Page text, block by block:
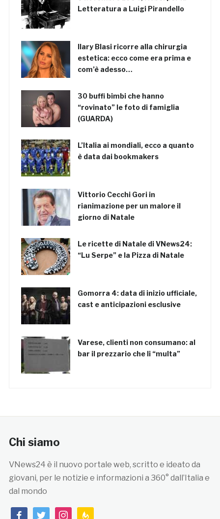
Letteratura a Luigi Pirandello
Ilary Blasi ricorre alla chirurgia
estetica: ecco come era prima e
com’è adesso…
30 buffi bimbi che hanno
“rovinato” le foto di famiglia
(GUARDA)
L’Italia ai mondiali, ecco a quanto
è data dai bookmakers
Vittorio Cecchi Gori in
rianimazione per un malore il
giorno di Natale
Le ricette di Natale di VNews24:
“Lu Serpe” e la Pizza di Natale
Gomorra 4: data di inizio ufficiale,
cast e anticipazioni esclusive
Varese, clienti non consumano: al
bar il prezzario che li “multa”
Chi siamo
VNews24 è il nuovo portale web, scritto e ideato da
giovani, per le notizie e informazioni a 360° dall’Italia e
dal mondo
facebooktwitterinstagramfeedburner